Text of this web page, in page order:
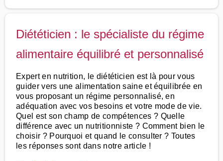
Diététicien : le spécialiste du régime
alimentaire équilibré et personnalisé
Expert en nutrition, le diététicien est là pour vous
guider vers une alimentation saine et équilibrée en
vous proposant un régime personnalisé, en
adéquation avec vos besoins et votre mode de vie.
Quel est son champ de compétences ? Quelle
différence avec un nutritionniste ? Comment bien le
choisir ? Pourquoi et quand le consulter ? Toutes
les réponses sont dans notre article !